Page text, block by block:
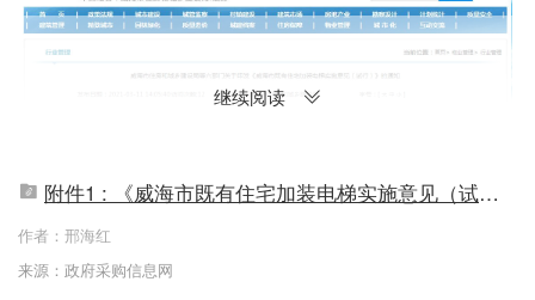
​《意见》确定了适用范围，为威海市环翠区、
高技术产业开发区、经济技术开发区、临港经济
技术开发区城乡规划建设用地范围内合法建设的
继续阅读
附件1 : 《威海市既有住宅加装电梯实施意见（试行）》的通知.pdf
作者： 邢海红
来源：政府采购信息网